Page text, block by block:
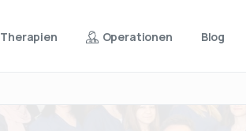
Therapien Operationen Blog